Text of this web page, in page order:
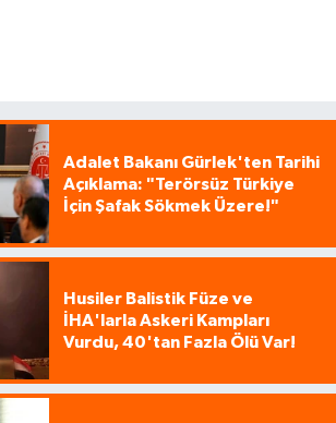
Adalet Bakanı Gürlek'ten Tarihi
Açıklama: "Terörsüz Türkiye
İçin Şafak Sökmek Üzere!"
Husiler Balistik Füze ve
İHA'larla Askeri Kampları
Vurdu, 40'tan Fazla Ölü Var!